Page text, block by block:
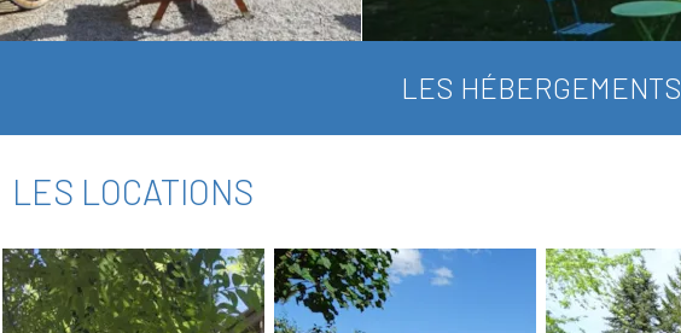
LES HÉBERGEMENTS
LES LOCATIONS